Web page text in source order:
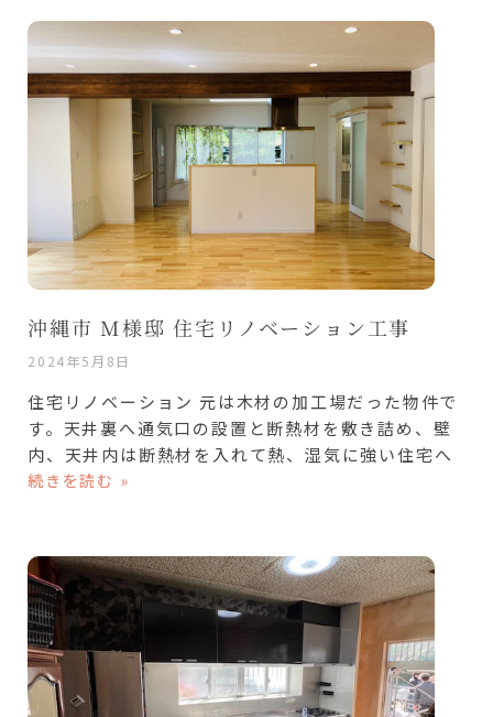
沖縄市 M様邸 住宅リノベーション工事
2024年5月8日
住宅リノベーション 元は木材の加工場だった物件で
す。天井裏へ通気口の設置と断熱材を敷き詰め、壁
内、天井内は断熱材を入れて熱、湿気に強い住宅へ
続きを読む »